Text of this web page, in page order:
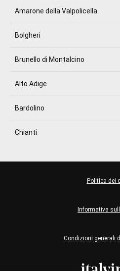
Amarone della Valpolicella
Bolgheri
Brunello di Montalcino
Alto Adige
Bardolino
Chianti
Condizioni generali
Informativa
Politica dei